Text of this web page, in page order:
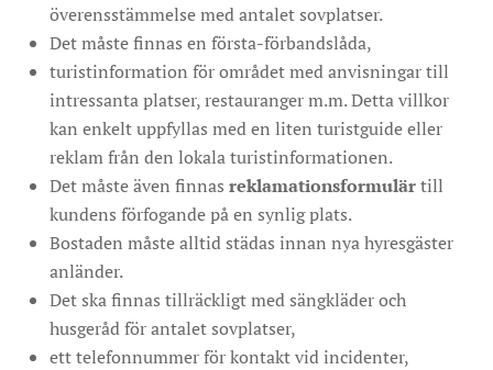
överensstämmelse med antalet sovplatser.
Det måste finnas en första-förbandslåda,
turistinformation för området med anvisningar till
intressanta platser, restauranger m.m. Detta villkor
kan enkelt uppfyllas med en liten turistguide eller
reklam från den lokala turistinformationen.
Det måste även finnas reklamationsformulärtill
kundens förfogande på en synlig plats.
Bostaden måste alltid städas innan nya hyresgäster
anländer.
Det ska finnas tillräckligt med sängkläder och
husgeråd för antalet sovplatser,
ett telefonnummer för kontakt vid incidenter,